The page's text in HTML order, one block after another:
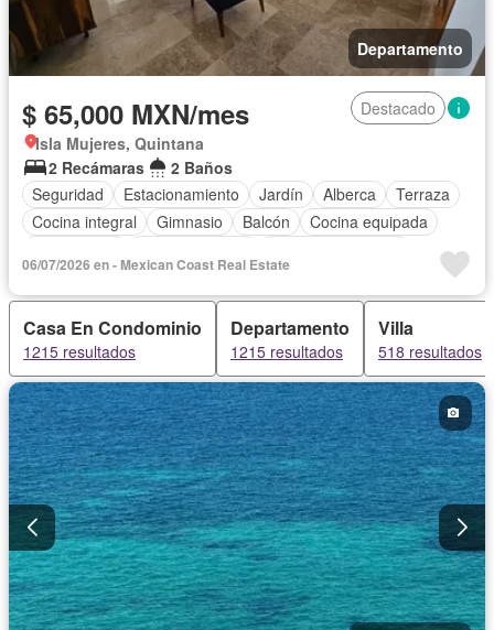
Departamento
$ 65,000 MXN/mes
Destacado
Isla Mujeres, Quintana
2 Recámaras
2 Baños
Seguridad
Estacionamiento Jardín Alberca
Terraza
Cocina integral
Gimnasio Balcón
Cocina equipada
Electricidad
Azotea Jacuzzi Agua
Zonas verdes
Vista panorámica
Recámara con closet
Completamente amueblado
06/07/2026 en - Mexican Coast Real Estate
Casa En Condominio
1215 resultados
Departamento
1215 resultados
Villa
518 resultados